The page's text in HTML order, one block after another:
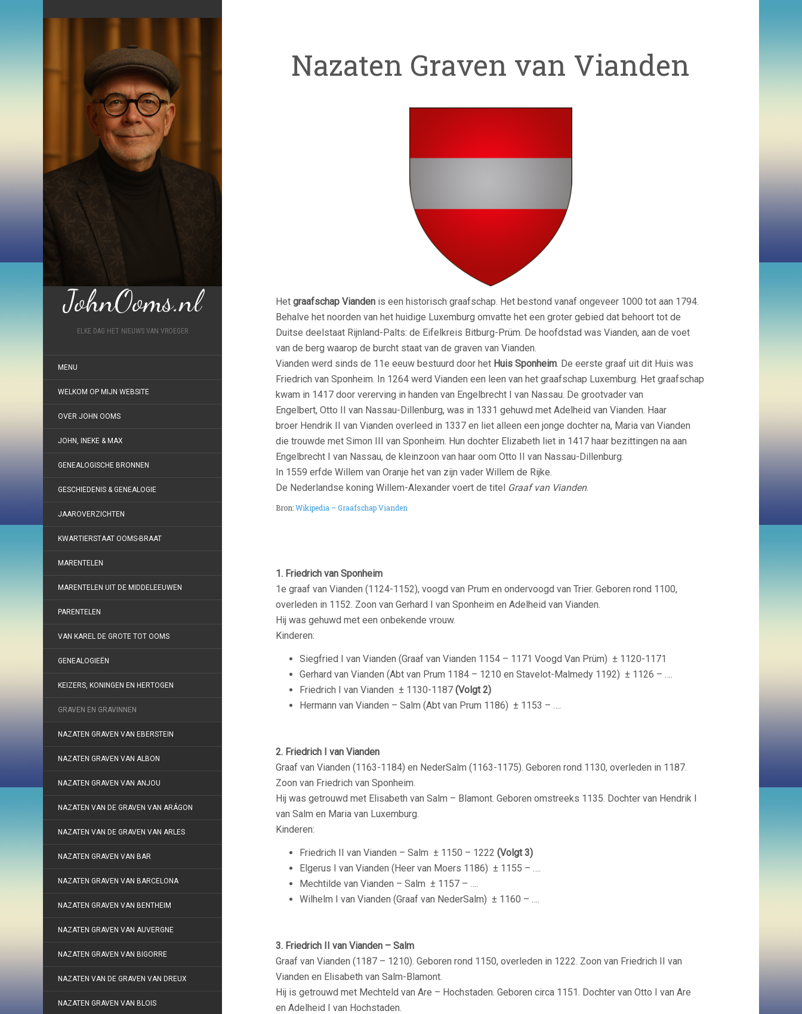
JohnOoms.nl
ELKE DAG HET NIEUWS VAN VROEGER
MENU
WELKOM OP MIJN WEBSITE
OVER JOHN OOMS
JOHN, INEKE & MAX
GENEALOGISCHE BRONNEN
GESCHIEDENIS & GENEALOGIE
JAAROVERZICHTEN
KWARTIERSTAAT OOMS-BRAAT
MARENTELEN
MARENTELEN UIT DE MIDDELEEUWEN
PARENTELEN
VAN KAREL DE GROTE TOT OOMS
GENEALOGIEËN
KEIZERS, KONINGEN EN HERTOGEN
GRAVEN EN GRAVINNEN
NAZATEN GRAVEN VAN EBERSTEIN
NAZATEN GRAVEN VAN ALBON
NAZATEN GRAVEN VAN ANJOU
NAZATEN VAN DE GRAVEN VAN ARÁGON
NAZATEN VAN DE GRAVEN VAN ARLES
NAZATEN GRAVEN VAN BAR
NAZATEN GRAVEN VAN BARCELONA
NAZATEN GRAVEN VAN BENTHEIM
NAZATEN GRAVEN VAN AUVERGNE
NAZATEN GRAVEN VAN BIGORRE
NAZATEN VAN DE GRAVEN VAN DREUX
NAZATEN GRAVEN VAN BLOIS
Nazaten Graven van Vianden
Het graafschap Vianden is een historisch graafschap. Het bestond vanaf ongeveer 1000 tot aan 1794.
Behalve het noorden van het huidige Luxemburg omvatte het een groter gebied dat behoort tot de
Duitse deelstaat Rijnland-Palts: de Eifelkreis Bitburg-Prüm. De hoofdstad was Vianden, aan de voet
van de berg waarop de burcht staat van de graven van Vianden.
Vianden werd sinds de 11e eeuw bestuurd door het Huis Sponheim. De eerste graaf uit dit Huis was
Friedrich van Sponheim. In 1264 werd Vianden een leen van het graafschap Luxemburg. Het graafschap
kwam in 1417 door vererving in handen van Engelbrecht I van Nassau. De grootvader van
Engelbert, Otto II van Nassau-Dillenburg, was in 1331 gehuwd met Adelheid van Vianden. Haar
broer Hendrik II van Vianden overleed in 1337 en liet alleen een jonge dochter na, Maria van Vianden
die trouwde met Simon III van Sponheim. Hun dochter Elizabeth liet in 1417 haar bezittingen na aan
Engelbrecht I van Nassau, de kleinzoon van haar oom Otto II van Nassau-Dillenburg.
In 1559 erfde Willem van Oranje het van zijn vader Willem de Rijke.
De Nederlandse koning Willem-Alexander voert de titel Graaf van Vianden.
Bron:Wikipedia – Graafschap Vianden
1. Friedrich van Sponheim
1e graaf van Vianden (1124-1152), voogd van Prum en ondervoogd van Trier. Geboren rond 1100,
overleden in 1152. Zoon van Gerhard I van Sponheim en Adelheid van Vianden.
Hij was gehuwd met een onbekende vrouw.
Kinderen:
Siegfried I van Vianden (Graaf van Vianden 1154 – 1171 Voogd Van Prüm) ± 1120-1171
Gerhard van Vianden (Abt van Prum 1184 – 1210 en Stavelot-Malmedy 1192) ± 1126 – ….
Friedrich I van Vianden ± 1130-1187 (Volgt 2)
Hermann van Vianden – Salm (Abt van Prum 1186) ± 1153 – ….
2. Friedrich I van Vianden
Graaf van Vianden (1163-1184) en NederSalm (1163-1175). Geboren rond 1130, overleden in 1187.
Zoon van Friedrich van Sponheim.
Hij was getrouwd met Elisabeth van Salm – Blamont. Geboren omstreeks 1135. Dochter van Hendrik I
van Salm en Maria van Luxemburg.
Kinderen:
Friedrich II van Vianden – Salm ± 1150 – 1222 (Volgt 3)
Elgerus I van Vianden (Heer van Moers 1186) ± 1155 – ….
Mechtilde van Vianden – Salm ± 1157 – ….
Wilhelm I van Vianden (Graaf van NederSalm) ± 1160 – ….
3. Friedrich II van Vianden – Salm
Graaf van Vianden (1187 – 1210). Geboren rond 1150, overleden in 1222. Zoon van Friedrich II van
Vianden en Elisabeth van Salm-Blamont.
Hij is getrouwd met Mechteld van Are – Hochstaden. Geboren circa 1151. Dochter van Otto I van Are
en Adelheid I van Hochstaden.